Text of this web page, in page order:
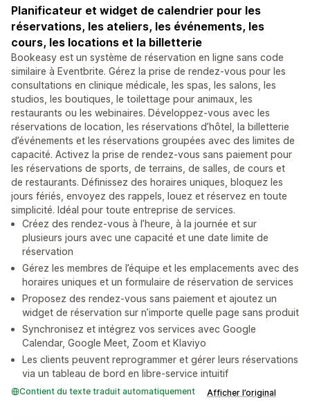
Planificateur et widget de calendrier pour les
réservations, les ateliers, les événements, les
cours, les locations et la billetterie
Bookeasy est un système de réservation en ligne sans code
similaire à Eventbrite. Gérez la prise de rendez-vous pour les
consultations en clinique médicale, les spas, les salons, les
studios, les boutiques, le toilettage pour animaux, les
restaurants ou les webinaires. Développez-vous avec les
réservations de location, les réservations d’hôtel, la billetterie
d’événements et les réservations groupées avec des limites de
capacité. Activez la prise de rendez-vous sans paiement pour
les réservations de sports, de terrains, de salles, de cours et
de restaurants. Définissez des horaires uniques, bloquez les
jours fériés, envoyez des rappels, louez et réservez en toute
simplicité. Idéal pour toute entreprise de services.
Créez des rendez-vous à l’heure, à la journée et sur
plusieurs jours avec une capacité et une date limite de
réservation
Gérez les membres de l’équipe et les emplacements avec des
horaires uniques et un formulaire de réservation de services
Proposez des rendez-vous sans paiement et ajoutez un
widget de réservation sur n’importe quelle page sans produit
Synchronisez et intégrez vos services avec Google
Calendar, Google Meet, Zoom et Klaviyo
Les clients peuvent reprogrammer et gérer leurs réservations
via un tableau de bord en libre-service intuitif
Contient du texte traduit automatiquement Afficher l’original